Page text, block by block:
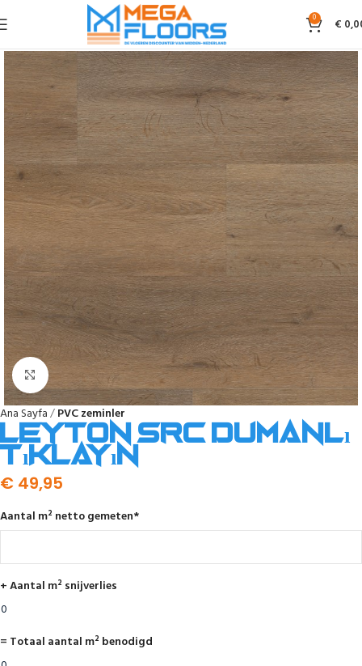
0 €
Ana Sayfa PVC zeminler
Leyton SRC dumanlı
tıklayın
€ 49,95
Aantal m² netto gemeten*
+ Aantal m² snijverlies
= Totaal aantal m² benodigd
Click to enlarge